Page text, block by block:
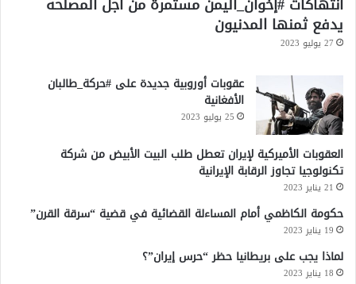
يدفع ثمنها المدنيون
27 يوليو 2023
عقوبات أوروبية جديدة على #حركة_طالبان
الأفغانية
25 يوليو 2023
العقوبات الأميركية لإيران تعطل طلب البيت الأبيض من شركة
تكنولوجيا تجاوز الرقابة الإيرانية
21 يناير 2023
حكومة الكاظمي أمام المساءلة القضائية في قضية “سرقة القرن”
19 يناير 2023
لماذا يجب على بريطانيا حظر “حرس إيران”؟
18 يناير 2023